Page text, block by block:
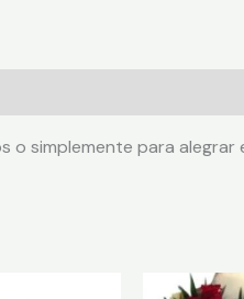
o simplemente para alegrar